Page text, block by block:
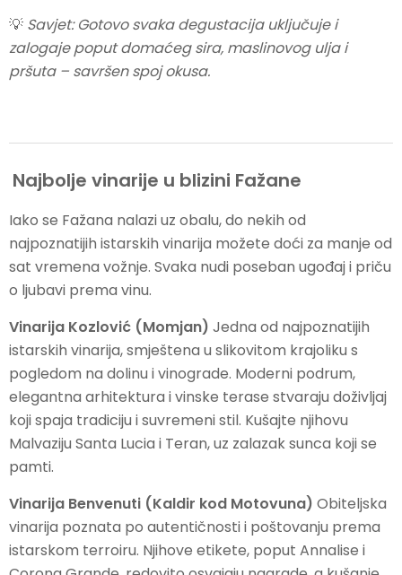
💡 Savjet: Gotovo svaka degustacija uključuje i
zalogaje poput domaćeg sira, maslinovog ulja i
pršuta – savršen spoj okusa.
Najbolje vinarije u blizini Fažane
Iako se Fažana nalazi uz obalu, do nekih od
najpoznatijih istarskih vinarija možete doći za manje od
sat vremena vožnje. Svaka nudi poseban ugođaj i priču
o ljubavi prema vinu.
Vinarija Kozlović (Momjan) Jedna od najpoznatijih
istarskih vinarija, smještena u slikovitom krajoliku s
pogledom na dolinu i vinograde. Moderni podrum,
elegantna arhitektura i vinske terase stvaraju doživljaj
koji spaja tradiciju i suvremeni stil. Kušajte njihovu
Malvaziju Santa Lucia i Teran, uz zalazak sunca koji se
pamti.
Vinarija Benvenuti (Kaldir kod Motovuna) Obiteljska
vinarija poznata po autentičnosti i poštovanju prema
istarskom terroiru. Njihove etikete, poput Annalise i